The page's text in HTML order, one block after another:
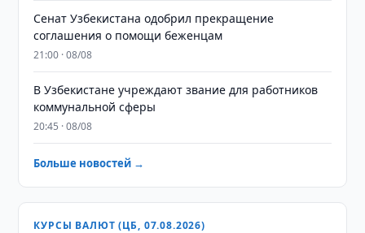
Сенат Узбекистана одобрил прекращение
соглашения о помощи беженцам
21:00 · 08/08
В Узбекистане учреждают звание для работников
коммунальной сферы
20:45 · 08/08
Больше новостей →
КУРСЫ ВАЛЮТ (ЦБ, 07.08.2026)